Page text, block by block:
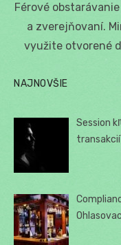
Férové
a zverejňovaní.
využite otvorené
NAJNOVŠIE
Session